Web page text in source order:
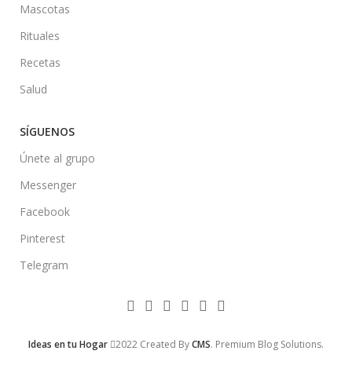
Mascotas
Rituales
Recetas
Salud
SÍGUENOS
Únete al grupo
Messenger
Facebook
Pinterest
Telegram
Ideas en tu Hogar 2022 Created ByCMS. Premium Blog Solutions.